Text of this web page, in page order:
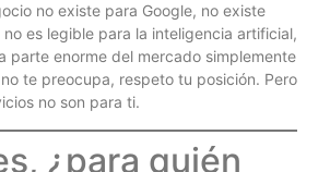
no existe para Google, no existe
es legible para la inteligencia artificial,
parte enorme del mercado simplemente
te preocupa, respeto tu posición. Pero
no son para ti.
¿para quién